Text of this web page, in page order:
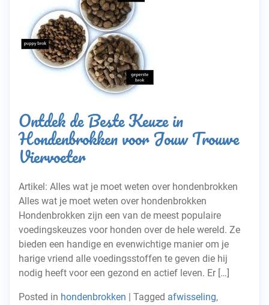
Ontdek de Beste Keuze in
Hondenbrokken voor Jouw Trouwe
Viervoeter
Artikel: Alles wat je moet weten over hondenbrokken
Alles wat je moet weten over hondenbrokken
Hondenbrokken zijn een van de meest populaire
voedingskeuzes voor honden over de hele wereld. Ze
bieden een handige en evenwichtige manier om je
harige vriend alle voedingsstoffen te geven die hij
nodig heeft voor een gezond en actief leven. Er […]
Posted in hondenbrokken | Tagged afwisseling,